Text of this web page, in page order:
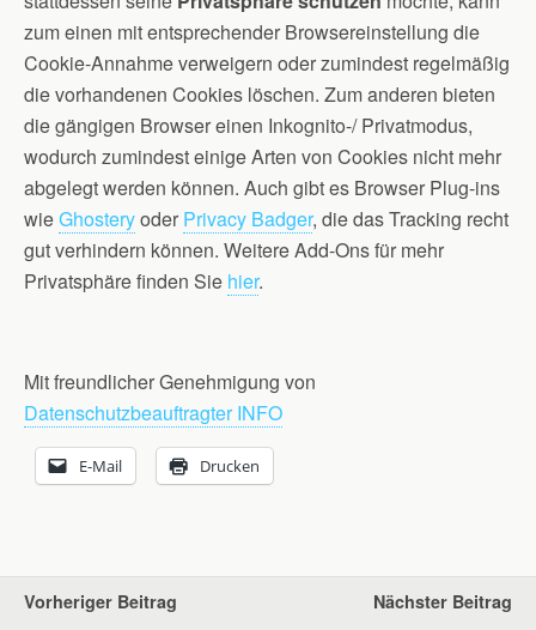
zum einen mit entsprechender Browsereinstellung die
Cookie-Annahme verweigern oder zumindest regelmäßig
die vorhandenen Cookies löschen. Zum anderen bieten
die gängigen Browser einen Inkognito-/ Privatmodus,
wodurch zumindest einige Arten von Cookies nicht mehr
abgelegt werden können. Auch gibt es Browser Plug-ins
wieGhosteryoder Privacy Badger, die das Tracking recht
gut verhindern können. Weitere Add-Ons für mehr
Privatsphäre finden Sie hier.
Mit freundlicher Genehmigung von
Datenschutzbeauftragter INFO
E-Mail Drucken
Vorheriger Beitrag Nächster Beitrag